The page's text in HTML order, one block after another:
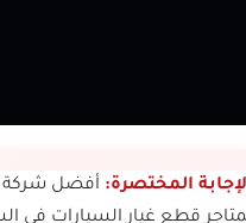
المختصرة: أفضل
قطع غيار السيارات في